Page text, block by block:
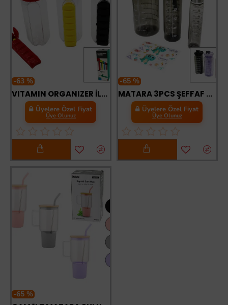
-63 %
VITAMIN ORGANIZER İLAÇ KUTULU PLASTİK SULUK MATARA RENKLİ BARDAK KAPAKLI
Üyelere Özel Fiyat
Üye Olunuz
-65 %
MATARA 3PCS ŞEFFAF RENKLİ 500-900-2000ML PİPETLİ MOTİVASYON SULUK MATARA TELEFONLUKLU
Üyelere Özel Fiyat
Üye Olunuz
-65 %